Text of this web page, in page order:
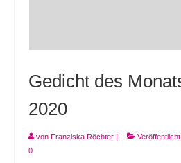
Lyrikschaufenster im
Mitglied werden
Gedicht des
2020
von Franziska Röchter | Veröffentlicht
0